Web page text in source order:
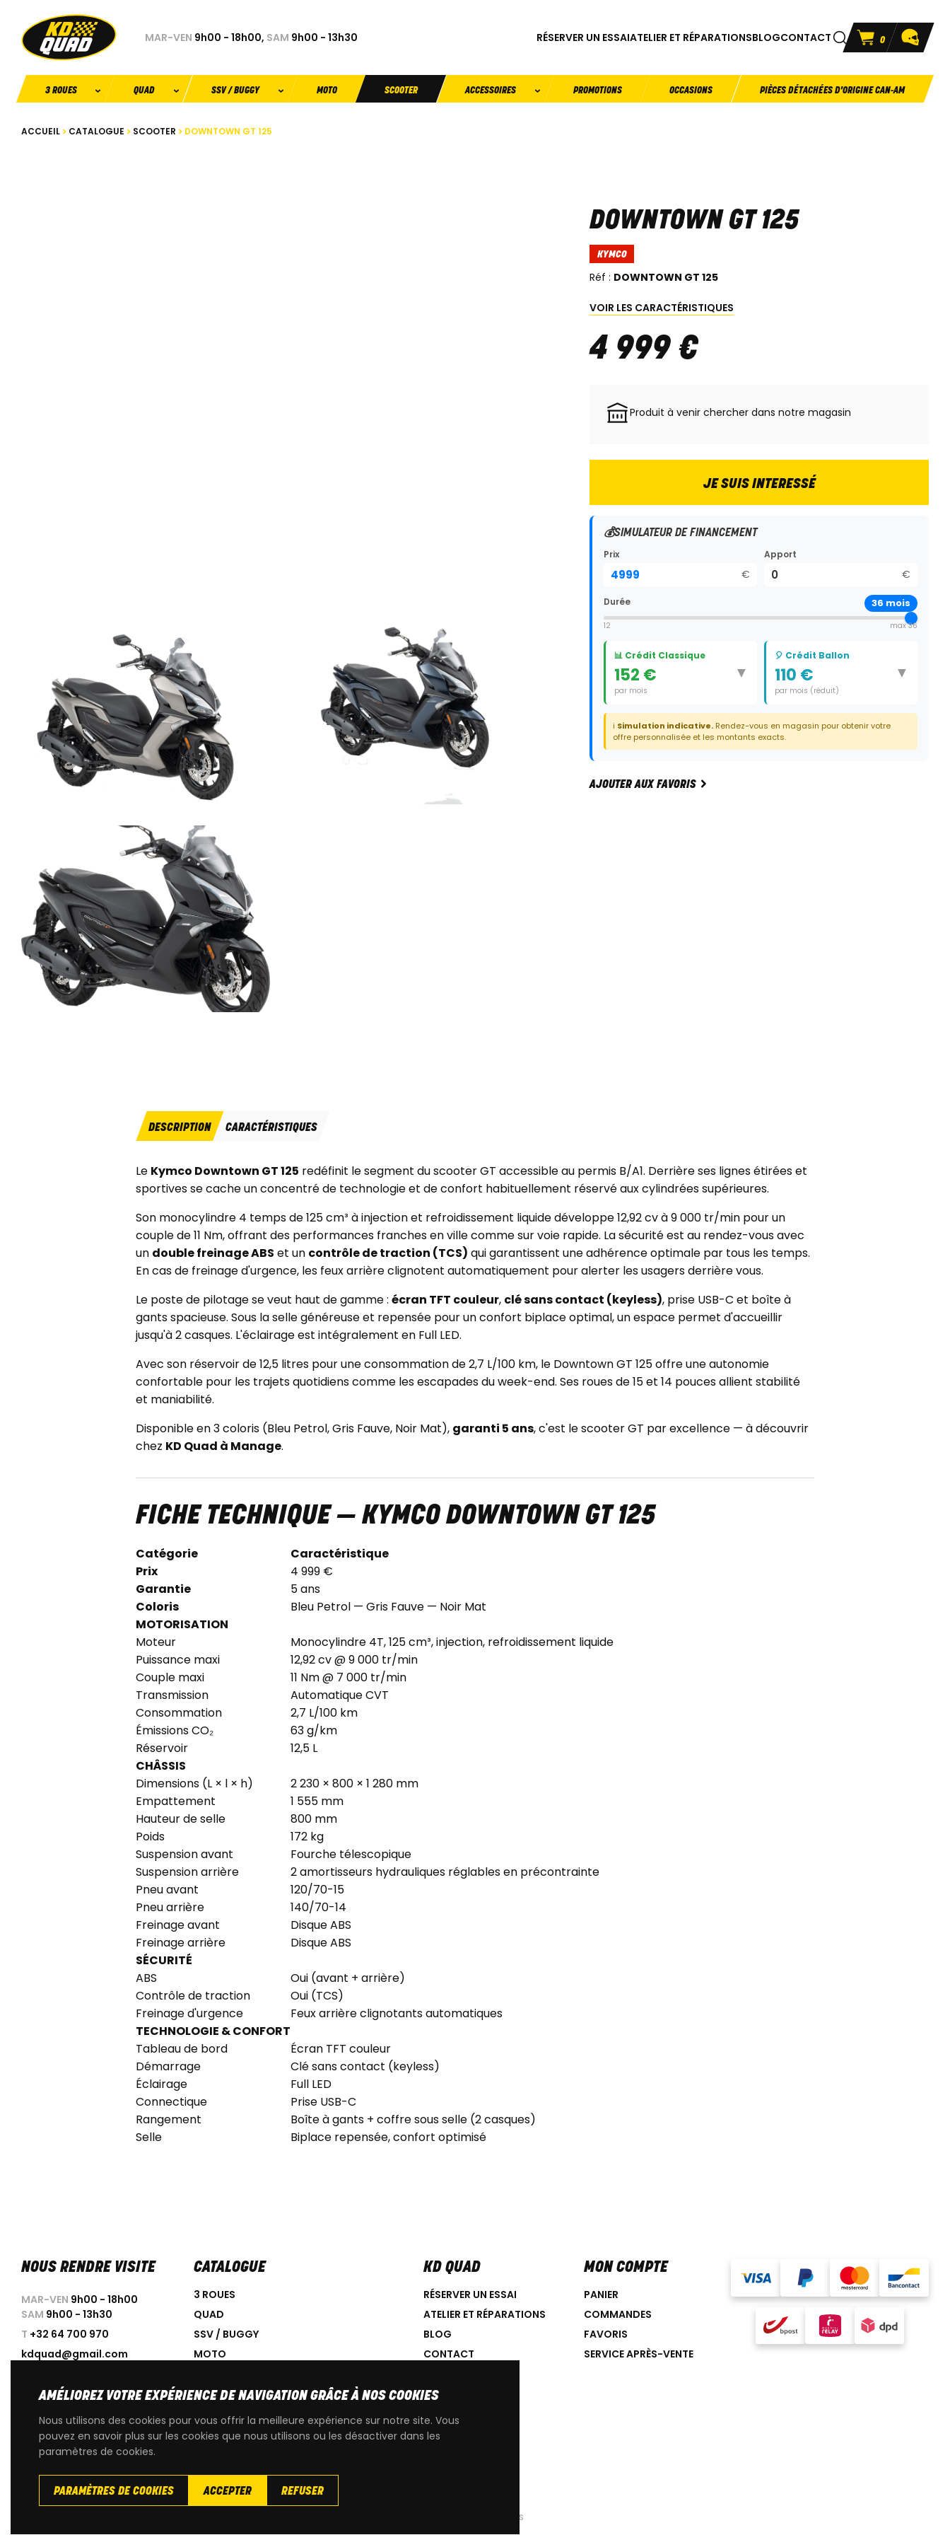
MAR-VEN 9h00 - 18h00, SAM 9h00 - 13h30 RÉSERVER UN ESSAIATELIER ET RÉPARATIONSBLOGCONTACT 0
3 ROUES QUAD SSV / BUGGY MOTO SCOOTER ACCESSOIRES PROMOTIONS OCCASIONS PIÈCES DÉTACHÉES D'ORIGINE CAN-AM
ACCUEIL CATALOGUE SCOOTER DOWNTOWN GT 125
DOWNTOWN GT 125
KYMCO
Réf : DOWNTOWN GT 125
VOIR LES CARACTÉRISTIQUES
4 999 €
Produit à venir chercher dans notre magasin
JE SUIS INTERESSÉ
💰SIMULATEUR DE FINANCEMENT
Prix
€
Apport
€
Durée 36 mois
12 max 36
📊 Crédit Classique
152 €
par mois
▼
Durée: 36 mois
🎈 Crédit Ballon
110 €
par mois (réduit)
▼
Durée:
35 mois
Dernier paiement:
1 750 €
ℹ️ Simulation indicative. Rendez-vous en magasin pour obtenir votre
offre personnalisée et les montants exacts.
AJOUTER AUX FAVORIS
DESCRIPTION CARACTÉRISTIQUES
Le Kymco Downtown GT 125 redéfinit le segment du scooter GT accessible au permis B/A1. Derrière ses lignes étirées et
sportives se cache un concentré de technologie et de confort habituellement réservé aux cylindrées supérieures.
Son monocylindre 4 temps de 125 cm³ à injection et refroidissement liquide développe 12,92 cv à 9 000 tr/min pour un
couple de 11 Nm, offrant des performances franches en ville comme sur voie rapide. La sécurité est au rendez-vous avec
un double freinage ABS et un contrôle de traction (TCS) qui garantissent une adhérence optimale par tous les temps.
En cas de freinage d'urgence, les feux arrière clignotent automatiquement pour alerter les usagers derrière vous.
Le poste de pilotage se veut haut de gamme : écran TFT couleur, clé sans contact (keyless), prise USB-C et boîte à
gants spacieuse. Sous la selle généreuse et repensée pour un confort biplace optimal, un espace permet d'accueillir
jusqu'à 2 casques. L'éclairage est intégralement en Full LED.
Avec son réservoir de 12,5 litres pour une consommation de 2,7 L/100 km, le Downtown GT 125 offre une autonomie
confortable pour les trajets quotidiens comme les escapades du week-end. Ses roues de 15 et 14 pouces allient stabilité
et maniabilité.
Disponible en 3 coloris (Bleu Petrol, Gris Fauve, Noir Mat), garanti 5 ans, c'est le scooter GT par excellence — à découvrir
chez KD Quad à Manage.
FICHE TECHNIQUE — KYMCO DOWNTOWN GT 125
Catégorie
Caractéristique
Prix
4 999 €
Garantie
5 ans
Coloris
Bleu Petrol — Gris Fauve — Noir Mat
MOTORISATION
Moteur
Monocylindre 4T, 125 cm³, injection, refroidissement liquide
Puissance maxi
12,92 cv @ 9 000 tr/min
Couple maxi
11 Nm @ 7 000 tr/min
Transmission
Automatique CVT
Consommation
2,7 L/100 km
Émissions CO₂
63 g/km
Réservoir
12,5 L
CHÂSSIS
Dimensions (L × l × h)
2 230 × 800 × 1 280 mm
Empattement
1 555 mm
Hauteur de selle
800 mm
Poids
172 kg
Suspension avant
Fourche télescopique
Suspension arrière
2 amortisseurs hydrauliques réglables en précontrainte
Pneu avant
120/70-15
Pneu arrière
140/70-14
Freinage avant
Disque ABS
Freinage arrière
Disque ABS
SÉCURITÉ
ABS
Oui (avant + arrière)
Contrôle de traction
Oui (TCS)
Freinage d'urgence
Feux arrière clignotants automatiques
TECHNOLOGIE & CONFORT
Tableau de bord
Écran TFT couleur
Démarrage
Clé sans contact (keyless)
Éclairage
Full LED
Connectique
Prise USB-C
Rangement
Boîte à gants + coffre sous selle (2 casques)
Selle
Biplace repensée, confort optimisé
NOUS RENDRE VISITE
MAR-VEN 9h00 - 18h00
SAM 9h00 - 13h30
T +32 64 700 970
kdquad@gmail.com
CATALOGUE
3 ROUES
QUAD
SSV / BUGGY
MOTO
ACCESSOIRES
PROMOTIONS
OCCASIONS
KD QUAD
RÉSERVER UN ESSAI
ATELIER ET RÉPARATIONS
BLOG
CONTACT
MON COMPTE
PANIER
COMMANDES
FAVORIS
SERVICE APRÈS-VENTE
Conditions générales de ventes
AMÉLIOREZ VOTRE EXPÉRIENCE DE NAVIGATION GRÂCE À NOS COOKIES
Nous utilisons des cookies pour vous offrir la meilleure expérience sur notre site. Vous
pouvez en savoir plus sur les cookies que nous utilisons ou les désactiver dans les
paramètres de cookies.
PARAMÈTRES DE COOKIES ACCEPTER REFUSER